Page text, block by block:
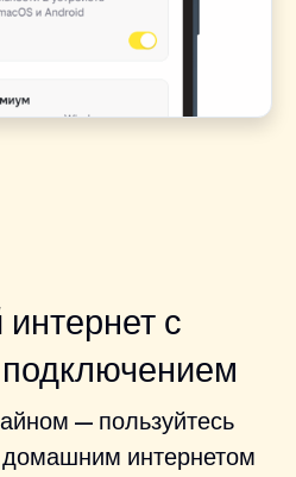
с
— пользуйтесь
интернетом